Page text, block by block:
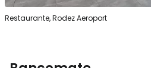
Restaurante, Rodez Aeroport